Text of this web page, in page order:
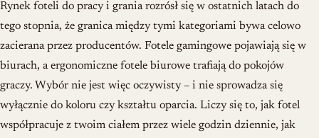
Rynek foteli do pracy i grania rozrósł się w ostatnich latach do
tego stopnia, że granica między tymi kategoriami bywa celowo
zacierana przez producentów. Fotele gamingowe pojawiają się w
biurach, a ergonomiczne fotele biurowe trafiają do pokojów
graczy. Wybór nie jest więc oczywisty – i nie sprowadza się
wyłącznie do koloru czy kształtu oparcia. Liczy się to, jak fotel
współpracuje z twoim ciałem przez wiele godzin dziennie, jak